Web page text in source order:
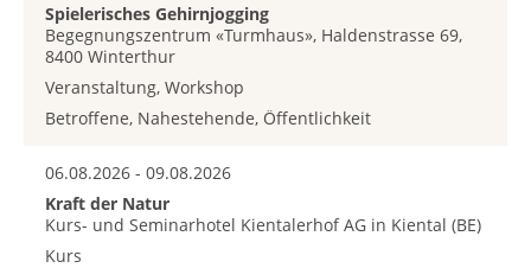
Spielerisches Gehirnjogging
Begegnungszentrum «Turmhaus», Haldenstrasse 69,
8400 Winterthur
Veranstaltung, Workshop
Betroffene, Nahestehende, Öffentlichkeit
06.08.2026 - 09.08.2026
Kraft der Natur
Kurs- und Seminarhotel Kientalerhof AG in Kiental (BE)
Kurs